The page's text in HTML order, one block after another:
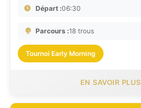
Départ :06:30
Parcours :18 trous
Tournoi Early Morning
EN SAVOIR PLUS